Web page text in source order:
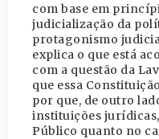
com base em
judicialização da
protagonismo
explica o que está
com a questão da
que essa
por que, de outro
instituições
Público quanto no